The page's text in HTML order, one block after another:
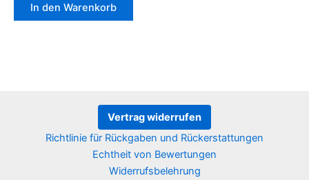
In den Warenkorb
Vertrag widerrufen
Richtlinie für Rückgaben und Rückerstattungen
Echtheit von Bewertungen
Widerrufsbelehrung